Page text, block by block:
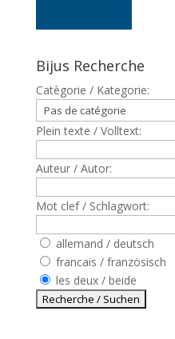
Bijus Recherche
Catègorie / Kategorie:
Plein texte / Volltext:
Auteur / Autor:
Mot clef / Schlagwort:
allemand / deutsch
francais / französisch
les deux / beide